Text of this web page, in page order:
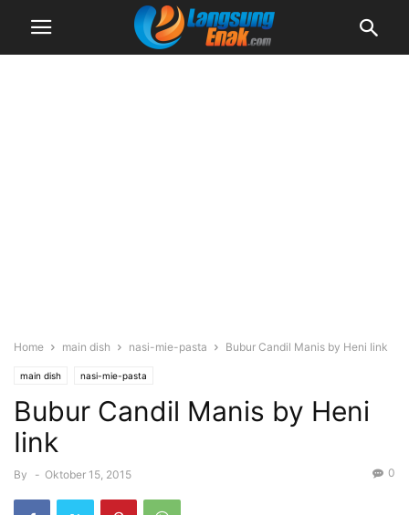
Home main dish nasi-mie-pasta Bubur Candil Manis by Heni Iink
main dish nasi-mie-pasta
Bubur Candil Manis by Heni
Iink
By - Oktober 15, 2015 0